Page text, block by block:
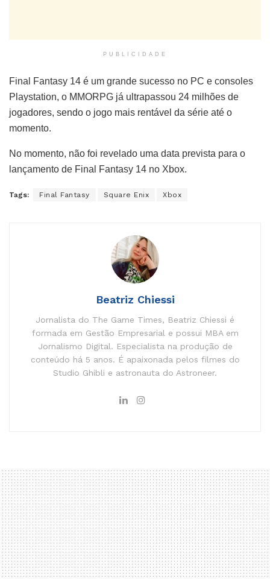
PUBLICIDADE
Final Fantasy 14 é um grande sucesso no PC e consoles
Playstation, o MMORPG já ultrapassou 24 milhões de
jogadores, sendo o jogo mais rentável da série até o
momento.
No momento, não foi revelado uma data prevista para o
lançamento de Final Fantasy 14 no Xbox.
Tags: Final Fantasy Square Enix Xbox
Beatriz Chiessi
Jornalista do The Game Times, Beatriz Chiessi é
formada em Gestão Empresarial e possui MBA em
Jornalismo Digital. Especialista na produção de
conteúdo há 5 anos. É apaixonada pelos filmes do
Studio Ghibli e astronauta do Astroneer.